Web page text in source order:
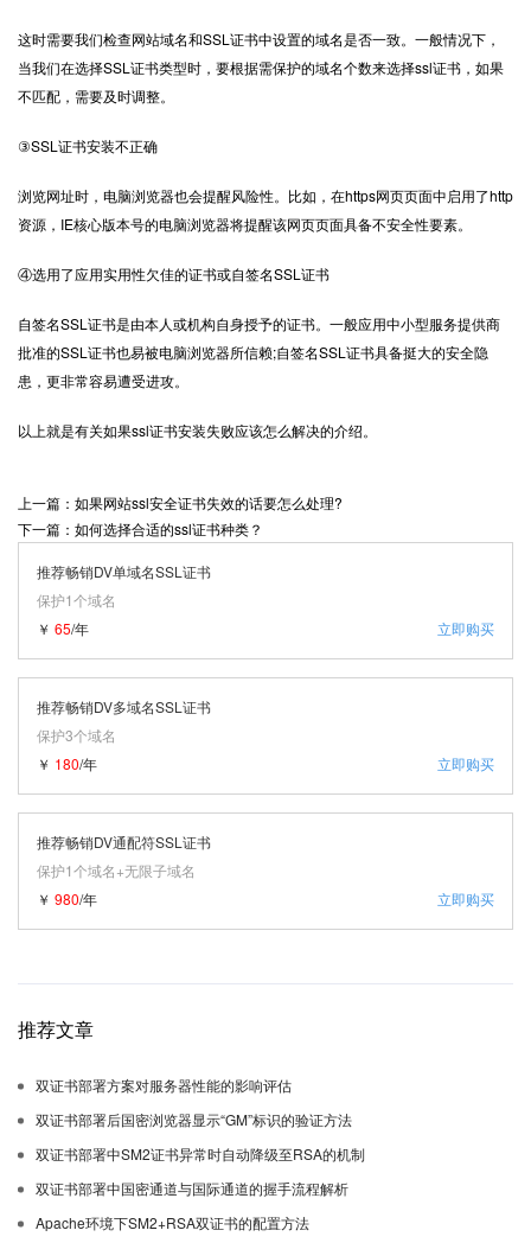
这时需要我们检查网站域名和SSL证书中设置的域名是否一致。一般情况下，
当我们在选择SSL证书类型时，要根据需保护的域名个数来选择ssl证书，如果
不匹配，需要及时调整。
③SSL证书安装不正确
浏览网址时，电脑浏览器也会提醒风险性。比如，在https网页页面中启用了http
资源，IE核心版本号的电脑浏览器将提醒该网页页面具备不安全性要素。
④选用了应用实用性欠佳的证书或自签名SSL证书
自签名SSL证书是由本人或机构自身授予的证书。一般应用中小型服务提供商
批准的SSL证书也易被电脑浏览器所信赖;自签名SSL证书具备挺大的安全隐
患，更非常容易遭受进攻。
以上就是有关如果ssl证书安装失败应该怎么解决的介绍。
上一篇：如果网站ssl安全证书失效的话要怎么处理?
下一篇：如何选择合适的ssl证书种类？
推荐畅销DV单域名SSL证书
保护1个域名
立即购买
￥ 65/年
推荐畅销DV多域名SSL证书
保护3个域名
立即购买
￥ 180/年
推荐畅销DV通配符SSL证书
保护1个域名+无限子域名
立即购买
￥ 980/年
推荐文章
双证书部署方案对服务器性能的影响评估
双证书部署后国密浏览器显示“GM”标识的验证方法
双证书部署中SM2证书异常时自动降级至RSA的机制
双证书部署中国密通道与国际通道的握手流程解析
Apache环境下SM2+RSA双证书的配置方法